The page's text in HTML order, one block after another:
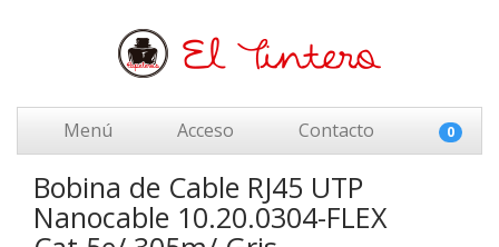
Menú Acceso Contacto 0
Bobina de Cable RJ45 UTP
Nanocable 10.20.0304-FLEX